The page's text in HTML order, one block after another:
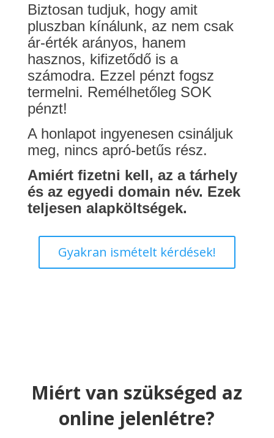
Biztosan tudjuk, hogy amit
pluszban kínálunk, az nem csak
ár-érték arányos, hanem
hasznos, kifizetődő is a
számodra. Ezzel pénzt fogsz
termelni. Remélhetőleg SOK
pénzt!
A honlapot ingyenesen csináljuk
meg, nincs apró-betűs rész.
Amiért fizetni kell, az a tárhely
és az egyedi domain név. Ezek
teljesen alapköltségek.
Gyakran ismételt kérdések!
Miért van szükséged az
online jelenlétre?